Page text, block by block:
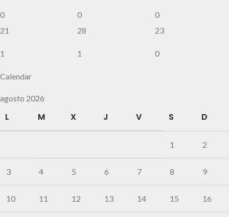
0 0
0
21
1
28
1
23
0
Calendar
agosto 2026
L M X J V S D
1 2
3 4 5 6 7 8 9
10 11 12 13 14 15 16